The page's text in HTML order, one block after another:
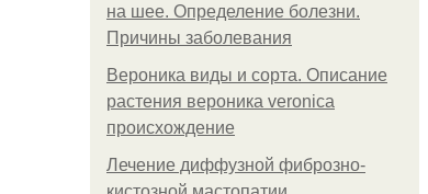
на шее. Определение болезни.
Причины заболевания
Вероника виды и сорта. Описание
растения вероника veronica
происхождение
Лечение диффузной фиброзно-